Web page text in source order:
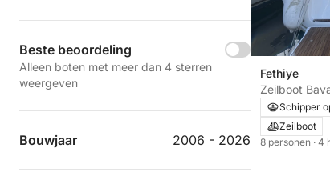
Beste beoordeling
Alleen boten met meer dan 4 sterren
weergeven
Bouwjaar 2006 - 2026
Fethiye
Schipper
Zeilboot
8 personen · 4